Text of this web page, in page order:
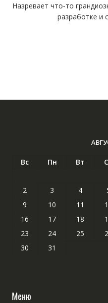
Назревает что-то
разработке и
Вс Пн Вт
2
3 4
9
10 11
16
17 18
23
24 25
30
31
Меню